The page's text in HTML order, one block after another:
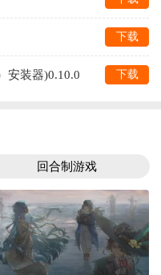
下载
安装器)0.10.0 下载
回合制游戏